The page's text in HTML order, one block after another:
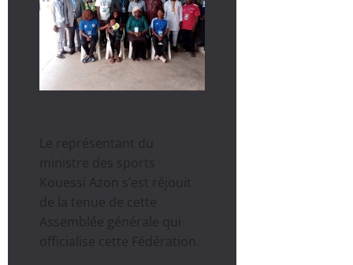
Le représentant du
ministre des sports
Kouessi Azon s’est réjouit
de la tenue de cette
Assemblée générale qui
officialise cette Fédération.